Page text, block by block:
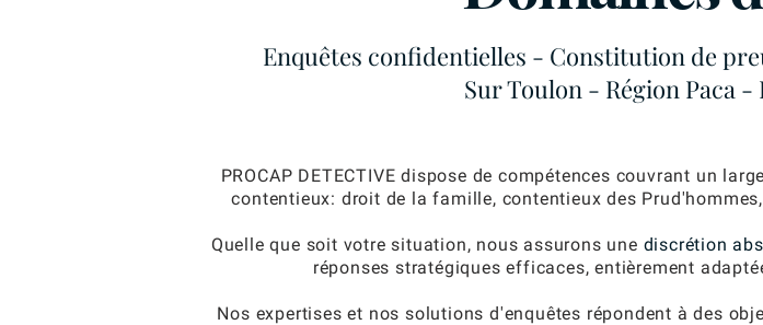
Enquêtes confidentielles - Constitution de
Sur Toulon - Région Paca
PROCAP DETECTIVE dispose de compétences couvrant un
contentieux: droit de la famille, contentieux des
Quelle que soit votre situation, nous assurons une discrétion
réponses stratégiques efficaces, entièrement
Nos expertises et nos solutions d'enquêtes répondent à des